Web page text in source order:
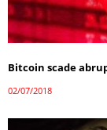
Bitcoin scade
02/07/2018